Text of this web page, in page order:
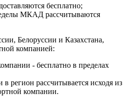
бесплатно;
МКАД рассчитываются
Белоруссии и Казахстана,
компанией:
- бесплатно в пределах
в регион рассчитывается исходя из
компании.